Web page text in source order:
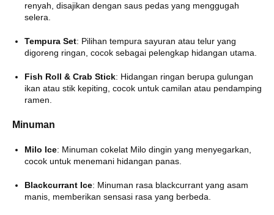
renyah, disajikan dengan saus pedas yang menggugah
selera.
Tempura Set: Pilihan tempura sayuran atau telur yang
digoreng ringan, cocok sebagai pelengkap hidangan utama.
Fish Roll & Crab Stick: Hidangan ringan berupa gulungan
ikan atau stik kepiting, cocok untuk camilan atau pendamping
ramen.
Minuman
Milo Ice: Minuman cokelat Milo dingin yang menyegarkan,
cocok untuk menemani hidangan panas.
Blackcurrant Ice: Minuman rasa blackcurrant yang asam
manis, memberikan sensasi rasa yang berbeda.